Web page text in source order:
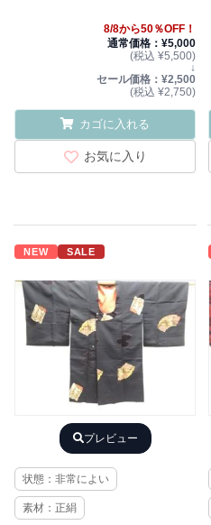
8/8から50％OFF！
通常価格：¥5,000
(税込 ¥5,500)
↓
セール価格：¥2,500
(税込 ¥2,750)
カゴに入れる
お気に入り
NEW SALE
プレビュー
状態：非常によい
素材：正絹